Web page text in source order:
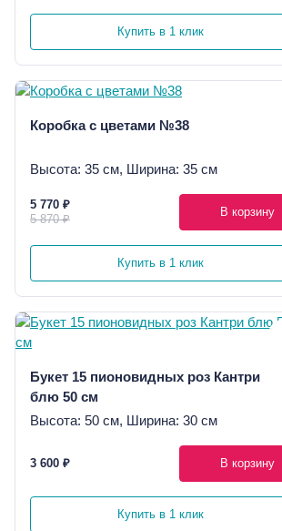
Купить в 1 клик
Коробка с цветами №38
Высота: 35 см, Ширина: 35 см
5 770 ₽
5 870 ₽
В корзину
Купить в 1 клик
Букет 15 пионовидных роз Кантри
блю 50 см
Высота: 50 см, Ширина: 30 см
3 600 ₽ В корзину
Купить в 1 клик